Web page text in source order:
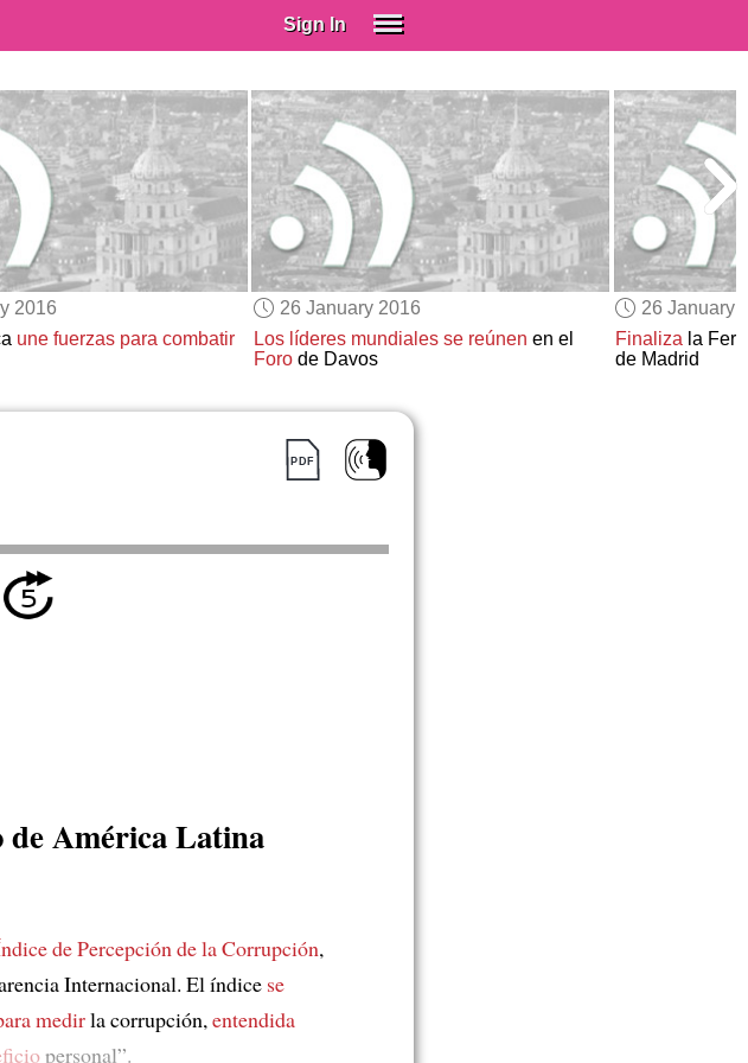
Sign In
Spanish (Spain)
Spanish (Latino)
SUBSCRIBE
EDUCATIONAL LICENSES
GIFT CARDS
OTHER LANGUAGES
2016
une fuerzas para combatir
26 January 2016
Los líderes mundiales se reúnen en el
Forode Davos
26 January
Finaliza la
de Madrid
de América Latina
de Percepción de la Corrupción,
Internacional. El índice se
medirla corrupción,entendida
personal”.